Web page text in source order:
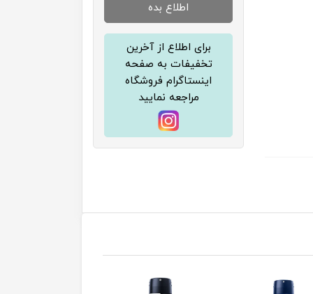
اطلاع بده
برای اطلاع از آخرین
تخفیفات به صفحه
اینستاگرام فروشگاه
مراجعه نمایید